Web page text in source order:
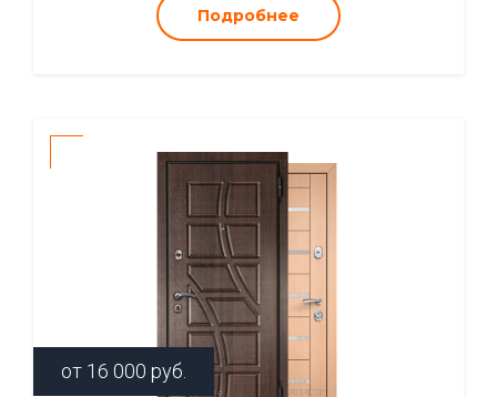
Подробнее
от 16 000 руб.